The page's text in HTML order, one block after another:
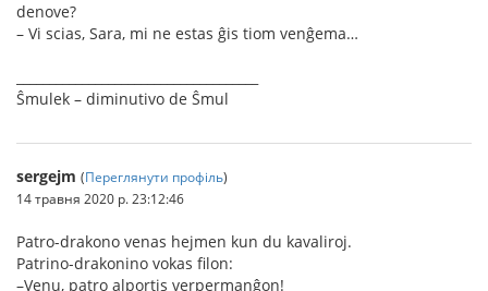
denove?
– Vi scias, Sara, mi ne estas ĝis tiom venĝema…
Ŝmulek – diminutivo de Ŝmul
sergejm (Переглянути профіль)
14 травня 2020 р. 23:12:46
Patro-drakono venas hejmen kun du kavaliroj.
Patrino-drakonino vokas filon:
–Venu, patro alportis verpermanĝon!